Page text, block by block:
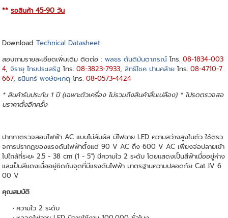
**รอสินค้า 45-90 วัน
DownloadTechnical Datasheet
สอบถามรายละเอียดเพิ่มเติม ติดต่อ :พลธร ตันติมันตาภรณ์ โทร.08-1834-003
4,จิรายุ ไทยประเสริฐ โทร.08-3823-7933,สิทธิโชค ปานคล้าย โทร.08-4710-7
667,ธนินทร์ พงษ์ยะเกตุ โทร.08-0573-4424
* สินค้ารับประกัน 1 ปี (เฉพาะตัวเครื่อง ไม่รวมถึงสินค้าสิ้นเปลือง) * โปรดตรวจสอ
บราคาตั้งอีกครั้ง
ปากกาตรวจสอบไฟฟ้า AC แบบไม่สัมผัส มีไฟฉาย LED ความสว่างสูงในตัว ใช้ตรว
จการปรากฏของแรงดันไฟฟ้าตั้งแต่ 90 V AC ถึง 600 V AC เพียงจ่อปลายเข้า
ไปใกล้ที่ระยะ 2.5 - 38 cm (1 - 5") มีความใว 2 ระดับ โดยแสดงเป็นสีฟ้าเมื่ออยู่ห่าง
และเป็นสีแดงเมื่ออยู่ชิดกับจุดที่มีแรงดันไฟฟ้า มาตรฐานความปลอดภัย Cat IV 6
00 V
คุณสมบัติ
ความใว 2 ระดับ